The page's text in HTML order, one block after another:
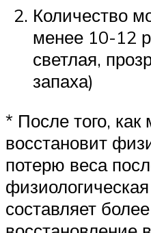
Количество
менее 10-12
светлая,
запаха)
* После того,
восстановит
потерю веса
составляет